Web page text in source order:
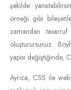
şekilde
örneği gibi
zamandan
oluşturursunuz.
yapısı değiştiğinde,
Ayrıca, CSS ile